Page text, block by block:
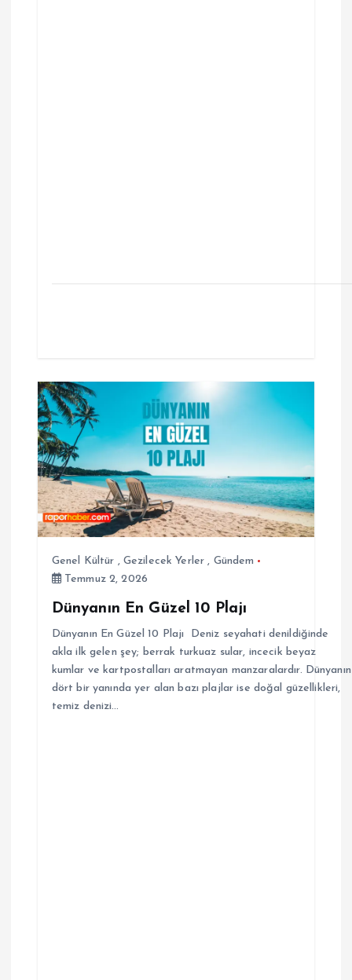
Genel Kültür , Gezilecek Yerler , Gündem
Temmuz 2, 2026
Dünyanın En Güzel 10 Plajı
Dünyanın En Güzel 10 Plajı Deniz seyahati denildiğinde
akla ilk gelen şey; berrak turkuaz sular, incecik beyaz
kumlar ve kartpostalları aratmayan manzaralardır. Dünyanın
dört bir yanında yer alan bazı plajlar ise doğal güzellikleri,
temiz denizi…